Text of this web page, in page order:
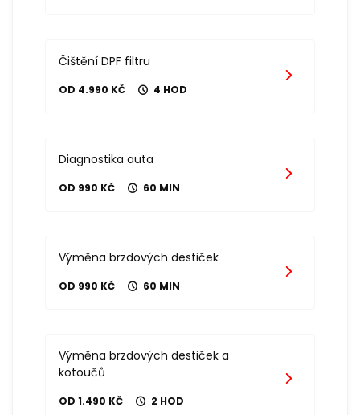
Čištění DPF filtru
OD 4.990 KČ 4 HOD
Diagnostika auta
OD 990 KČ 60 MIN
Výměna brzdových destiček
OD 990 KČ 60 MIN
Výměna brzdových destiček a
kotoučů
OD 1.490 KČ 2 HOD